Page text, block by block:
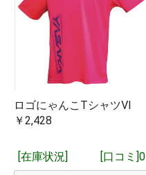
ロゴにゃんこTシャツⅥ
￥2,428
[在庫状況] [口コミ]0